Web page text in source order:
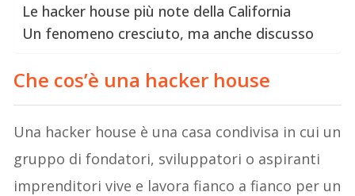
Le hacker house più note della California
Un fenomeno cresciuto, ma anche discusso
Che cos’è una hacker house
Una hacker house è una casa condivisa in cui un
gruppo di fondatori, sviluppatori o aspiranti
imprenditori vive e lavora fianco a fianco per un